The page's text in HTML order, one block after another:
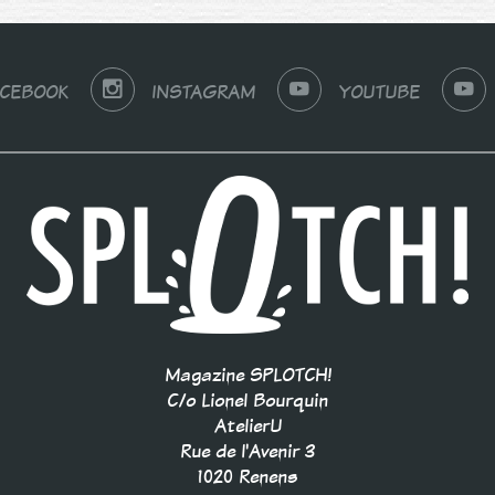
INSTAGRAM YOUTUBE
Magazine SPLOTCH!
C/o Lionel Bourquin
AtelierU
Rue de l'Avenir 3
1020 Renens